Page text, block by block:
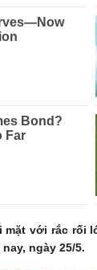
với rắc
ngày 25/5.